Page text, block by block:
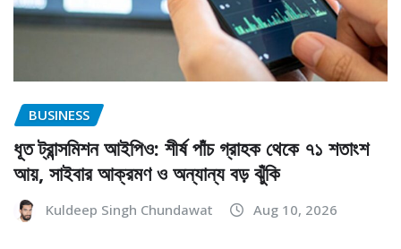
BUSINESS
ধূত ট্রান্সমিশন আইপিও: শীর্ষ পাঁচ গ্রাহক থেকে ৭১ শতাংশ
আয়, সাইবার আক্রমণ ও অন্যান্য বড় ঝুঁকি
Kuldeep Singh Chundawat Aug 10, 2026